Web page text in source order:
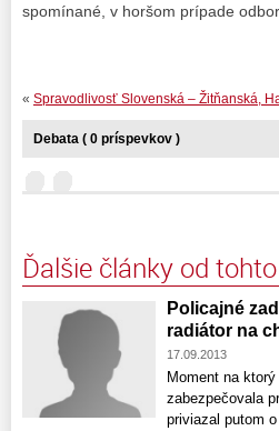
spomínané, v horšom prípade
« Spravodlivosť Slovenská – Žitňanská,
Debata ( 0 príspevkov )
Ďalšie články od
Policajné
radiátor na
17.09.2013
Moment na
zabezpečovala
priviazal putom